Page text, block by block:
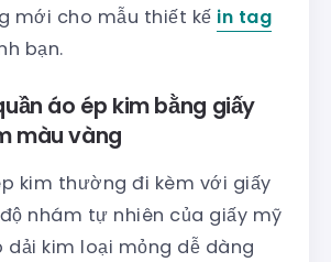
mới cho mẫu thiết kế in tag
bạn.
áo ép kim bằng giấy
màu vàng
kim thường đi kèm với giấy
nhám tự nhiên của giấy mỹ
dải kim loại mỏng dễ dàng